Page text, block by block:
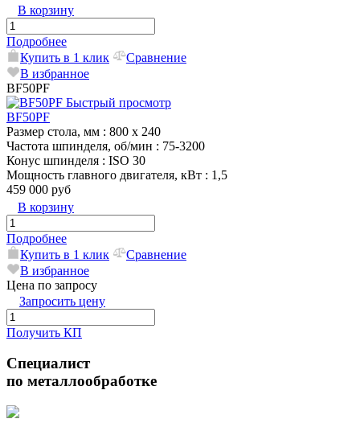
В корзину
Подробнее
Купить в 1 клик
Сравнение
В избранное
BF50PF
Быстрый просмотр
BF50PF
Размер стола, мм : 800 x 240
Частота шпинделя, об/мин : 75-3200
Конус шпинделя : ISO 30
Мощность главного двигателя, кВт : 1,5
459 000 руб
В корзину
Подробнее
Купить в 1 клик
Сравнение
В избранное
Цена по запросу
Запросить цену
Получить КП
Специалист
по металлообработке